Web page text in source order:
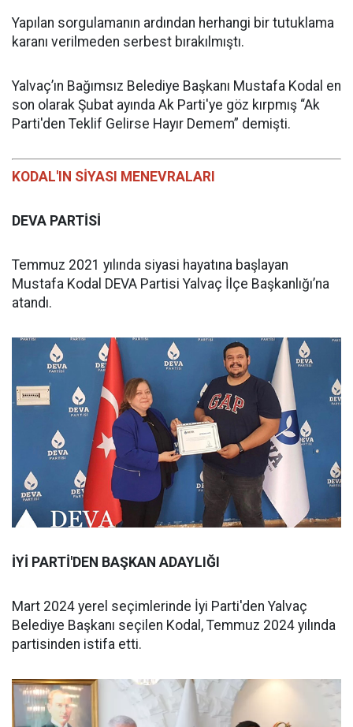
Yapılan sorgulamanın ardından herhangi bir tutuklama
karanı verilmeden serbest bırakılmıştı.
Yalvaç’ın Bağımsız Belediye Başkanı Mustafa Kodal en
son olarak Şubat ayında Ak Parti'ye göz kırpmış “Ak
Parti'den Teklif Gelirse Hayır Demem” demişti.
KODAL'IN SİYASI MENEVRALARI
DEVA PARTİSİ
Temmuz 2021 yılında siyasi hayatına başlayan
Mustafa Kodal DEVA Partisi Yalvaç İlçe Başkanlığı’na
atandı.
İYİ PARTİ'DEN BAŞKAN ADAYLIĞI
Mart 2024 yerel seçimlerinde İyi Parti'den Yalvaç
Belediye Başkanı seçilen Kodal, Temmuz 2024 yılında
partisinden istifa etti.